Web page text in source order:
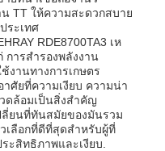
TT ให้ความสะดวกสบาย
ระเทศ
RDE8700TA3 เห
ารสํารองพลังงาน
งานทางการเกษตร
ศัยที่ความเงียบ ความน่า
ดล้อมเป็นสิ่งสําคัญ
ลี่ยนที่ทันสมัยของมันรวม
เลือกที่ดีที่สุดสําหรับผู้ที่
ะสิทธิภาพและเงียบ.